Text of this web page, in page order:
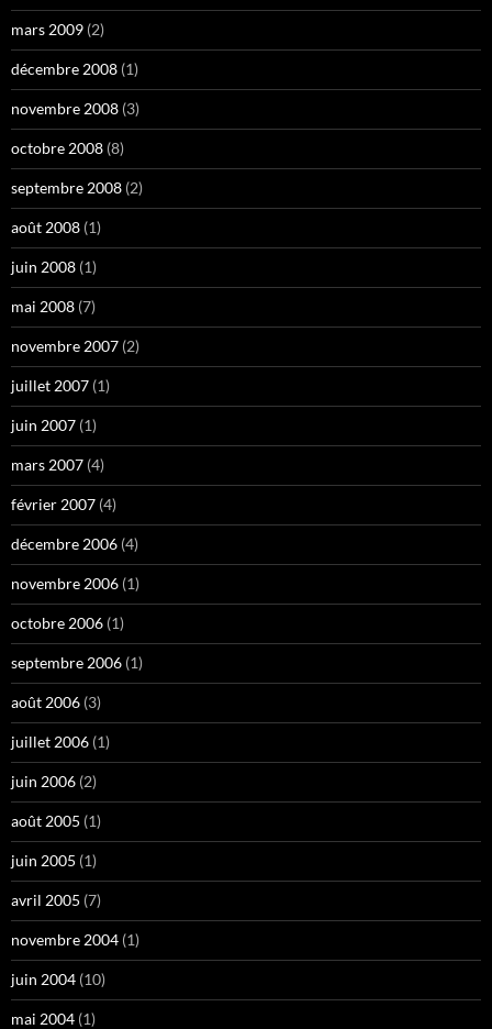
mars 2009 (2)
décembre 2008 (1)
novembre 2008 (3)
octobre 2008 (8)
septembre 2008 (2)
août 2008 (1)
juin 2008 (1)
mai 2008 (7)
novembre 2007 (2)
juillet 2007 (1)
juin 2007 (1)
mars 2007 (4)
février 2007 (4)
décembre 2006 (4)
novembre 2006 (1)
octobre 2006 (1)
septembre 2006 (1)
août 2006 (3)
juillet 2006 (1)
juin 2006 (2)
août 2005 (1)
juin 2005 (1)
avril 2005 (7)
novembre 2004 (1)
juin 2004 (10)
mai 2004 (1)